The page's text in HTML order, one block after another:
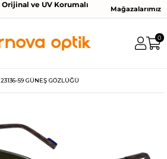
ve UV Korumalı
Mağazalarımız
0
59 GÜNEŞ GÖZLÜĞÜ